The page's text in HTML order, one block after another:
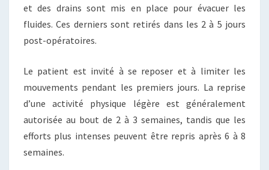
et des drains sont mis en place pour évacuer les
fluides. Ces derniers sont retirés dans les 2 à 5 jours
post-opératoires.
Le patient est invité à se reposer et à limiter les
mouvements pendant les premiers jours. La reprise
d’une activité physique légère est généralement
autorisée au bout de 2 à 3 semaines, tandis que les
efforts plus intenses peuvent être repris après 6 à 8
semaines.